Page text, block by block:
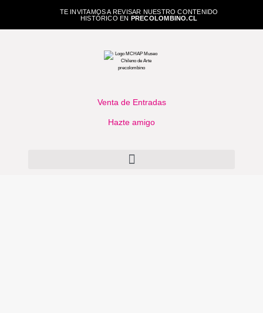
TE INVITAMOS A REVISAR NUESTRO CONTENIDO
HISTÓRICO EN PRECOLOMBINO.CL
Venta de Entradas
Hazte amigo